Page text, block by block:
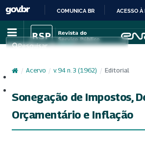
IR
PARA
CONTEÚDO
COMUNICA BR ACESSO À
Pesquisar
/ Acervo / v. 94 n. 3 (1962) / Editorial
Sonegação de Impostos,
Orçamentário e Inflação